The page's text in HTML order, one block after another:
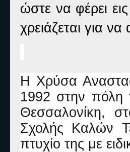
ώστε να φέρει
χρειάζεται για
Η Χρύσα
1992 στην πόλη
Θεσσαλονίκη,
Σχολής Καλών
πτυχίο της με